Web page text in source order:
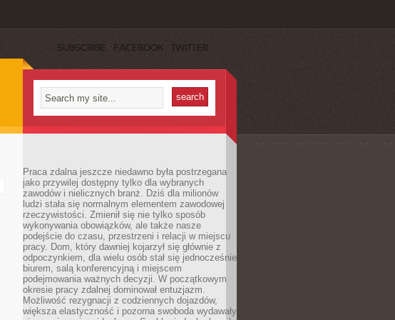
SUBSCRIBE FACEBOOK TWITTER
Praca zdalna jeszcze niedawno była postrzegana
jako przywilej dostępny tylko dla wybranych
zawodów i nielicznych branż. Dziś dla milionów
ludzi stała się normalnym elementem zawodowej
rzeczywistości. Zmienił się nie tylko sposób
wykonywania obowiązków, ale także nasze
podejście do czasu, przestrzeni i relacji w miejscu
pracy. Dom, który dawniej kojarzył się głównie z
odpoczynkiem, dla wielu osób stał się jednocześnie
biurem, salą konferencyjną i miejscem
podejmowania ważnych decyzji. W początkowym
okresie pracy zdalnej dominował entuzjazm.
Możliwość rezygnacji z codziennych dojazdów,
większa elastyczność i pozorna swoboda wydawały